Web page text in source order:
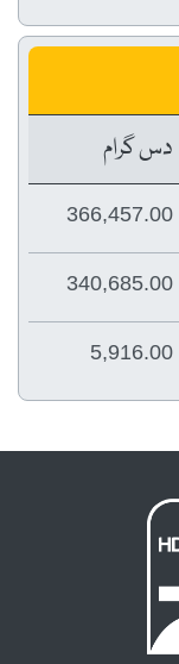
دس گرام
366,457.00
340,685.00
5,916.00